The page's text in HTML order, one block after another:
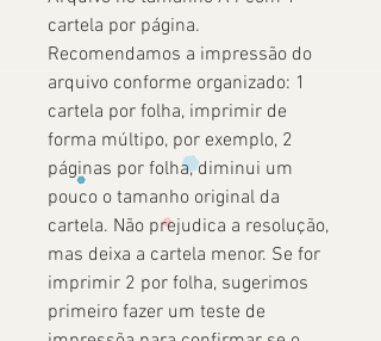
cartela por página.
Recomendamos a impressão do
arquivo conforme organizado: 1
cartela por folha, imprimir de
forma múltipo, por exemplo, 2
páginas por folha, diminui um
pouco o tamanho original da
cartela. Não prejudica a resolução,
mas deixa a cartela menor. Se for
imprimir 2 por folha, sugerimos
primeiro fazer um teste de